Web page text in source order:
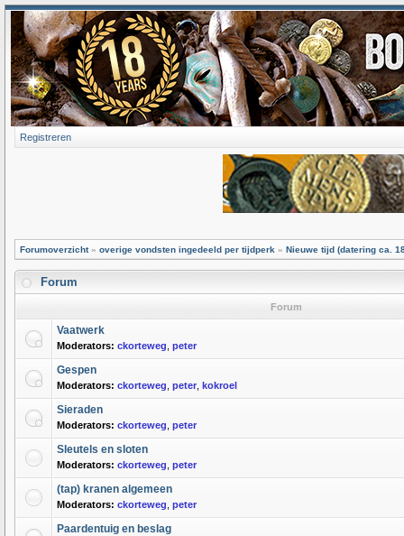
Registreren
Forumoverzicht» overige vondsten ingedeeld per tijdperk » Nieuwe tijd (datering ca.
Forum
Forum
Vaatwerk
Moderators: ckorteweg peter
Gespen
Moderators: ckorteweg peter kokroel
Sieraden
Moderators: ckorteweg peter
Sleutels en sloten
Moderators: ckorteweg peter
(tap) kranen algemeen
Moderators: ckorteweg peter
Paardentuig en beslag